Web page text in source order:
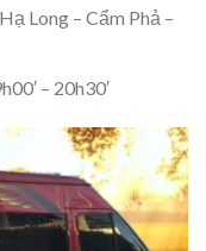
Long – Cẩm Phả –
– 20h30′